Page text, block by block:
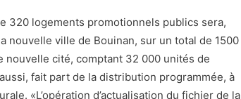
320 logements promotionnels publics sera,
nouvelle ville de Bouinan, sur un total de 1500
nouvelle cité, comptant 32 000 unités de
fait part de la distribution programmée, à
«L’opération d’actualisation du fichier de la